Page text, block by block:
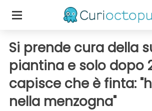
Si prende cura della
piantina e solo dopo
capisce che è finta:
nella menzogna"